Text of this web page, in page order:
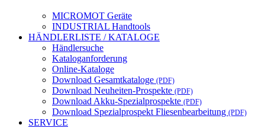
MICROMOT Geräte
INDUSTRIAL Handtools
HÄNDLERLISTE / KATALOGE
Händlersuche
Kataloganforderung
Online-Kataloge
Download Gesamtkataloge (PDF)
Download Neuheiten-Prospekte (PDF)
Download Akku-Spezialprospekte (PDF)
Download Spezialprospekt Fliesenbearbeitung (PDF)
SERVICE